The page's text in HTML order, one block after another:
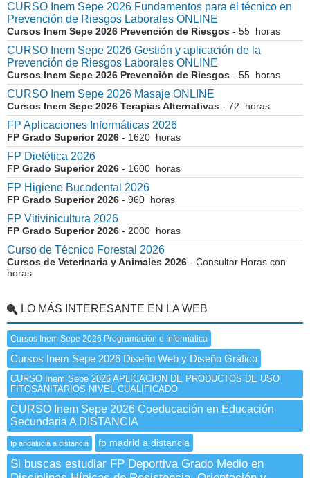
CURSO Inem Sepe 2026 Fundamentos para el técnico en
Prevención de Riesgos Laborales ONLINE
Cursos Inem Sepe 2026 Prevención de Riesgos - 55 horas
CURSO Inem Sepe 2026 Gestión y aplicación de la
Prevención de Riesgos Laborales ONLINE
Cursos Inem Sepe 2026 Prevención de Riesgos - 55 horas
CURSO Inem Sepe 2026 Masaje ONLINE
Cursos Inem Sepe 2026 Terapias Alternativas - 72 horas
FP Aplicaciones Informáticas 2026
FP Grado Superior 2026 - 1620 horas
FP Dietética 2026
FP Grado Superior 2026 - 1600 horas
FP Higiene Bucodental 2026
FP Grado Superior 2026 - 960 horas
FP Vitivinicultura 2026
FP Grado Superior 2026 - 2000 horas
Curso de Técnico Forestal 2026
Cursos de Veterinaria y Animales 2026 - Consultar Horas con
horas
LO MÁS INTERESANTE EN LA WEB
Cursos Inem Sepe 2026 Programación e Informática
Cursos Inem Sepe 2026 Diseño Web y Diseño Gráfico
CURSO Inem Sepe 2026 APLICACION DE PRODUCTOS DE USO
FITOSANITARIOS NIVEL CUALIFICADO
CURSO Inem Sepe 2026 Coeducación en Educación
Secundaria A DISTANCIA
fp andalucia a distancia fp madrid a distancia
Si buscas estudiar FP Deportiva Grado Medio en